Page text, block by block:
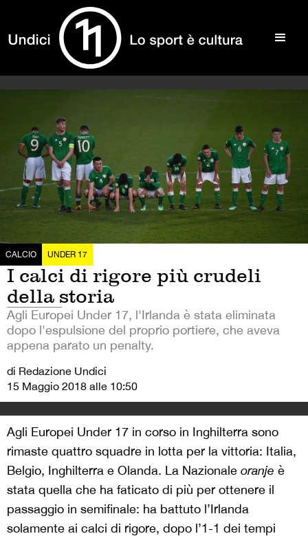
CALCIO UNDER 17
I calci di rigore più crudeli
della storia
Agli Europei Under 17, l'Irlanda è stata eliminata
dopo l'espulsione del proprio portiere, che aveva
appena parato un penalty.
di Redazione Undici
15 Maggio 2018 alle 10:50
Agli Europei Under 17 in corso in Inghilterra sono
rimaste quattro squadre in lotta per la vittoria: Italia,
Belgio, Inghilterra e Olanda. La Nazionale oranje è
stata quella che ha faticato di più per ottenere il
passaggio in semifinale: ha battuto l’Irlanda
solamente ai calci di rigore, dopo l’1-1 dei tempi